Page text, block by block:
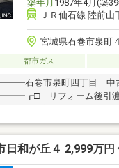
築年月 1987年4月(築
ＪＲ仙石線 陸前
宮城県石巻市泉町４
都市ガス
巻市泉町四丁目 中
リフォーム後引渡
屋根、外
●ユニットバス新品交換
換 ●フローリング張替
のＣＦ張替え ●畳表替え
日和が丘４ 2,999万円